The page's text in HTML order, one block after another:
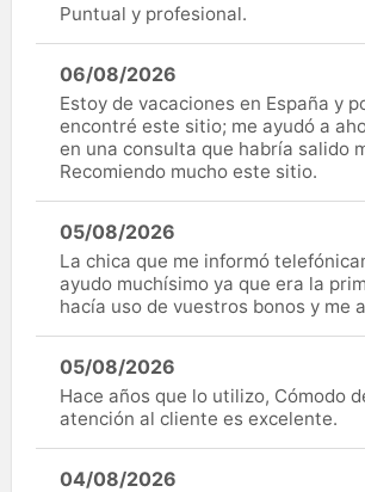
Puntual y profesional.
06/08/2026
Estoy de vacaciones en España y
encontré este sitio; me ayudó a
en una consulta que habría salido
Recomiendo mucho este sitio.
05/08/2026
La chica que me informó
ayudo muchísimo ya que era la
hacía uso de vuestros bonos y me
05/08/2026
Hace años que lo utilizo, Cómodo
atención al cliente es excelente.
04/08/2026